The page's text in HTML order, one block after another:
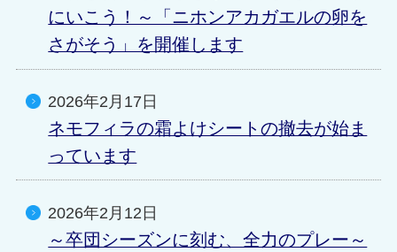
にいこう！～「ニホンアカガエルの卵を
さがそう」を開催します
2026年2月17日
ネモフィラの霜よけシートの撤去が始ま
っています
2026年2月12日
～卒団シーズンに刻む、全力のプレー～